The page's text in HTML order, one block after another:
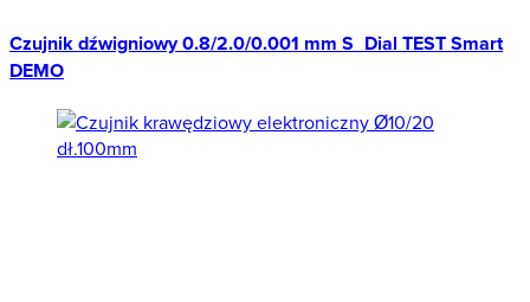
Czujnik dźwigniowy 0.8/2.0/0.001 mm S_Dial TEST Smart
DEMO